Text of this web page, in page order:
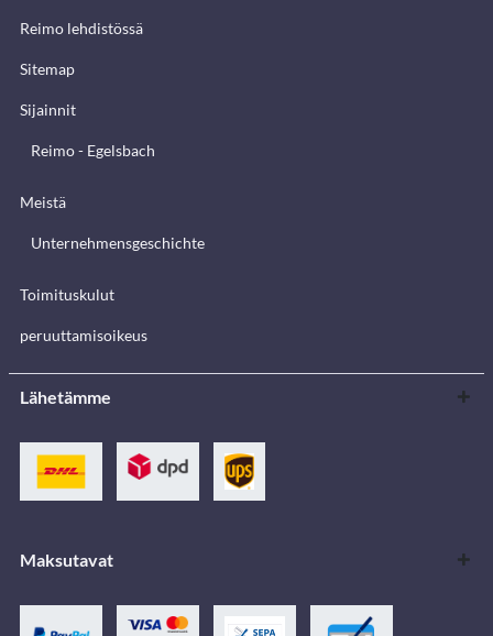
Reimo lehdistössä
Sitemap
Sijainnit
Reimo - Egelsbach
Meistä
Unternehmensgeschichte
Toimituskulut
peruuttamisoikeus
Lähetämme
Maksutavat